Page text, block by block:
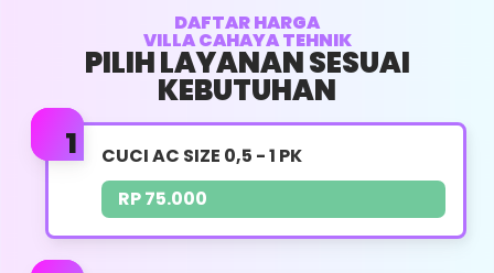
Bersihkan Blower
Bersihkan Filter Udara
Bersihkan Jalur Pembuangan Air
DAFTAR HARGA
VILLA CAHAYA TEHNIK
PILIH LAYANAN SESUAI
KEBUTUHAN
CUCI AC SIZE 0,5 - 1 PK
RP 75.000